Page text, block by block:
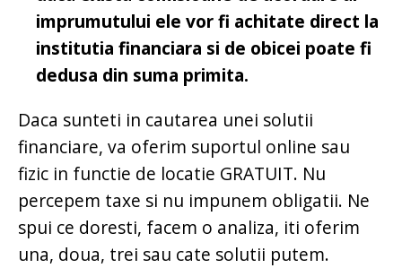
imprumutului ele vor fi achitate direct la
institutia financiara si de obicei poate fi
dedusa din suma primita.
Daca sunteti in cautarea unei solutii
financiare, va oferim suportul online sau
fizic in functie de locatie GRATUIT. Nu
percepem taxe si nu impunem obligatii. Ne
spui ce doresti, facem o analiza, iti oferim
una, doua, trei sau cate solutii putem.